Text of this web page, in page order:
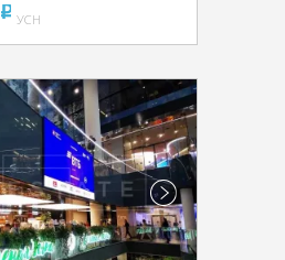
pуб
УСН